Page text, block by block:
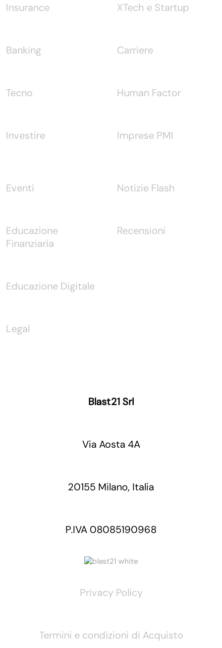
Insurance
Banking
Tecno
Investire
XTech e Startup
Carriere
Human Factor
Imprese PMI
Eventi
Educazione
Finanziaria
Educazione Digitale
Legal
Notizie Flash
Recensioni
Blast21 Srl
Via Aosta 4A
20155 Milano, Italia
P.IVA 08085190968
Privacy Policy
Termini e condizioni di Acquisto